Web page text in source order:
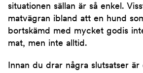
situationen sällan är så enkel.
matvägran ibland att en hund
bortskämd med mycket godis
mat, men inte alltid.
Innan du drar några slutsatser